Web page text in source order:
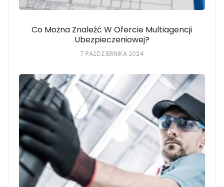
Co Można Znaleźć W Ofercie Multiagencji
Ubezpieczeniowej?
7 PAŹDZIERNIKA 2024